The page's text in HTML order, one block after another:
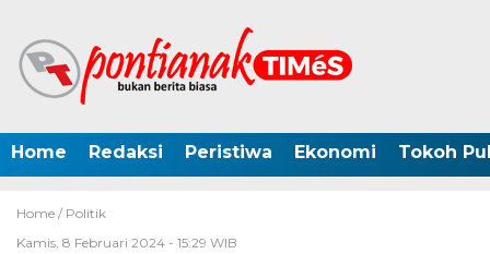
Home Redaksi Peristiwa Ekonomi Tokoh
Home / Politik
Kamis, 8 Februari 2024 - 15:29 WIB